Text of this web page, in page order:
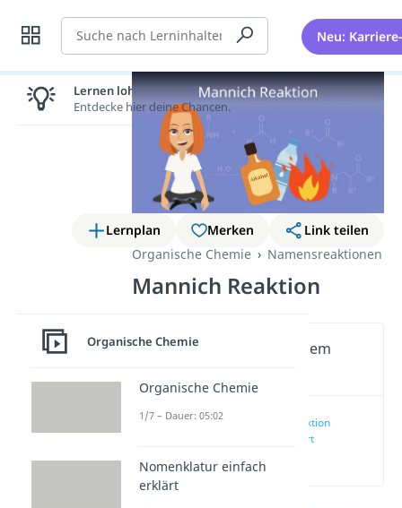
Suche Neu:
Lernplan Merken
Link teilen
Organische Chemie
Namensreaktionen
Mannich Reaktion
Wichtige Inhalte in diesem
Mannich Reaktion
einfach erklärt
(00:10)
Lernen lohnt sich!
Entdecke hier deine Chancen.
Organische Chemie
Organische Chemie
1/7 – Dauer: 05:02
Nomenklatur einfach
erklärt